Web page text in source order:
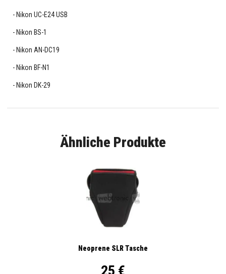
Nikon UC-E24 USB
Nikon BS-1
Nikon AN-DC19
Nikon BF-N1
Nikon DK-29
Ähnliche Produkte
Neoprene SLR Tasche
25 €